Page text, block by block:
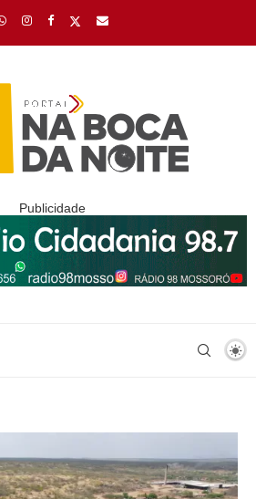
Publicidade